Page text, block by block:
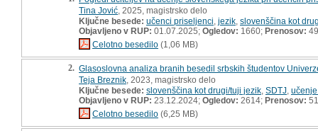
Tina Jović , 2025, magistrsko delo
Ključne besede: učenci priseljenci jezik slovenščina kot
Objavljeno v RUP: 01.07.2025; Ogledov: 1660; Prenosov: 49
Celotno besedilo (1,06 MB)
2. Glasoslovna analiza branih besedil srbskih študentov
Teja Breznik , 2023, magistrsko delo
Ključne besede: slovenščina kot drugi/tuji jezik SDTJ
Objavljeno v RUP: 23.12.2024; Ogledov: 2614; Prenosov: 51
Celotno besedilo (6,25 MB)